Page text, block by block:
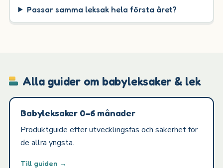
Passar samma leksak hela första året?
Alla guider om babyleksaker & lek
Babyleksaker 0–6 månader
Produktguide efter utvecklingsfas och säkerhet för
de allra yngsta.
Till guiden →